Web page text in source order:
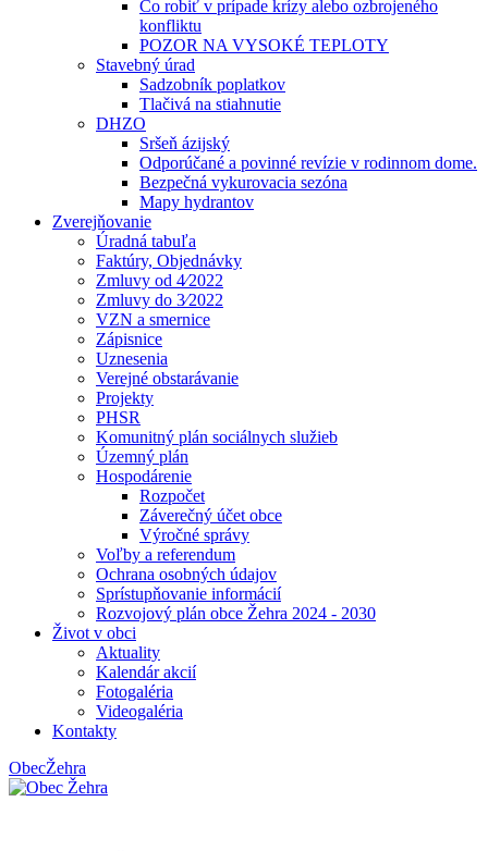
Čo robiť v prípade krízy alebo ozbrojeného
konfliktu
POZOR NA VYSOKÉ TEPLOTY
Stavebný úrad
Sadzobník poplatkov
Tlačivá na stiahnutie
DHZO
Sršeň ázijský
Odporúčané a povinné revízie v rodinnom dome.
Bezpečná vykurovacia sezóna
Mapy hydrantov
Zverejňovanie
Úradná tabuľa
Faktúry, Objednávky
Zmluvy od 4⁄2022
Zmluvy do 3⁄2022
VZN a smernice
Zápisnice
Uznesenia
Verejné obstarávanie
Projekty
PHSR
Komunitný plán sociálnych služieb
Územný plán
Hospodárenie
Rozpočet
Záverečný účet obce
Výročné správy
Voľby a referendum
Ochrana osobných údajov
Sprístupňovanie informácií
Rozvojový plán obce Žehra 2024 - 2030
Život v obci
Aktuality
Kalendár akcií
Fotogaléria
Videogaléria
Kontakty
ObecŽehra